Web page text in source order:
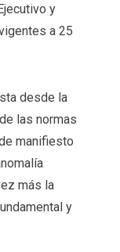
y
a 25
desde la
las normas
manifiesto
más la
y